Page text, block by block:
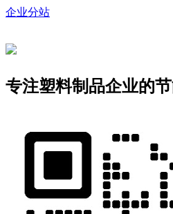
企业分站
专注塑料制品企业的